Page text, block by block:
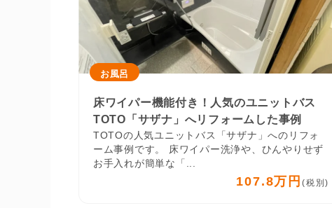
お風呂
床ワイパー機能付き！人気のユニットバス
TOTO「サザナ」へリフォームした事例
TOTOの人気ユニットバス「サザナ」へのリフォ
ーム事例です。 床ワイパー洗浄や、ひんやりせず
お手入れが簡単な「...
107.8万円 (税別)